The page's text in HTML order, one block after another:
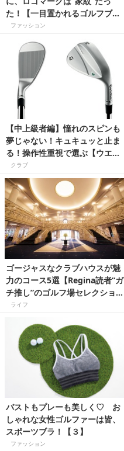
た！【一目置かれるゴルフブラ
ンド豆知識】
ファッション
【中上級者編】憧れのスピンも
夢じゃない！キュキュッと止ま
る！操作性重視で選ぶ【ウエッ
ジ】
クラブ
ゴージャスなクラブハウスが魅
力のコース5選【Regina読者“ガ
チ推し”のゴルフ場セレクショ
ン】
ライフ
バストもプレーも美しく♡ お
しゃれな女性ゴルファーは皆、
スポーツブラ！【３】
ファッション